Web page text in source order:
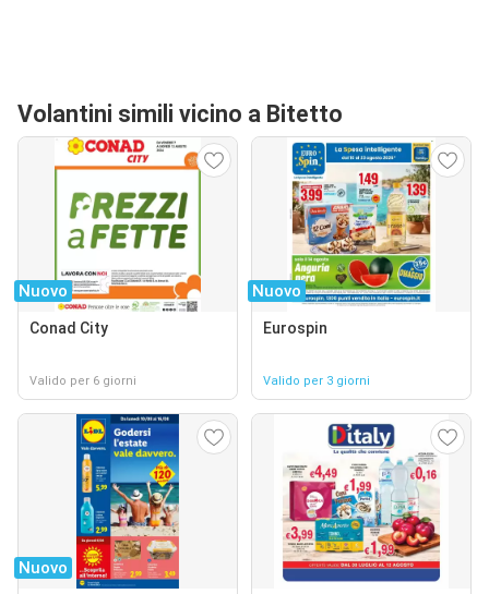
Volantini simili vicino a Bitetto
Nuovo
Conad City
Valido per 6 giorni
Nuovo
Eurospin
Valido per 3 giorni
Nuovo